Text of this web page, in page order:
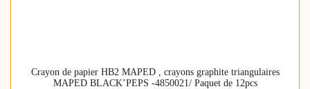
Crayon de papier HB2 MAPED , crayons graphite triangulaires
MAPED BLACK’PEPS -4850021/ Paquet de 12pcs